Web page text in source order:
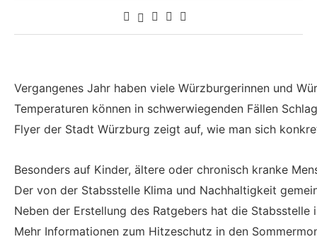
Vergangenes Jahr haben viele Würzburgerinnen und
Temperaturen können in schwerwiegenden Fällen
Flyer der Stadt Würzburg zeigt auf, wie man sich
Besonders auf Kinder, ältere oder chronisch kranke
Der von der Stabsstelle Klima und Nachhaltigkeit
Neben der Erstellung des Ratgebers hat die
Mehr Informationen zum Hitzeschutz in den